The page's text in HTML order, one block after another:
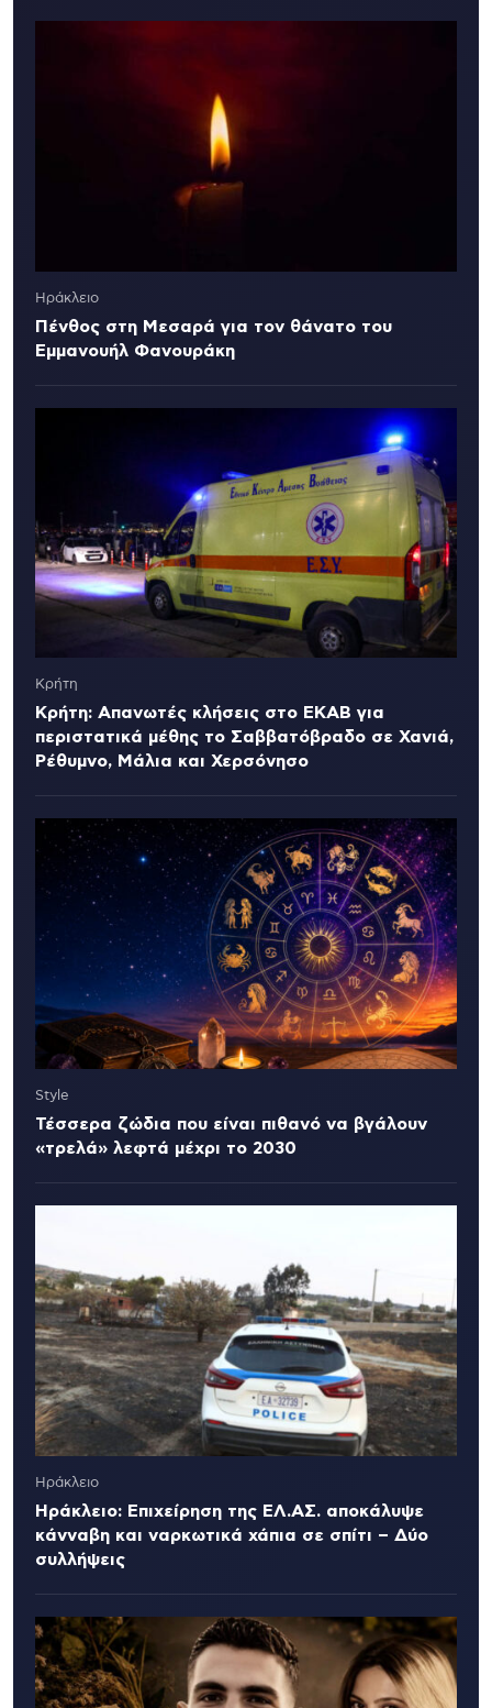
Ηράκλειο
Πένθος στη Μεσαρά για τον θάνατο του
Εμμανουήλ Φανουράκη
Κρήτη
Κρήτη: Απανωτές κλήσεις στο ΕΚΑΒ για
περιστατικά μέθης το Σαββατόβραδο σε Χανιά,
Ρέθυμνο, Μάλια και Χερσόνησο
Style
Τέσσερα ζώδια που είναι πιθανό να βγάλουν
«τρελά» λεφτά μέχρι το 2030
Ηράκλειο
Ηράκλειο: Επιχείρηση της ΕΛ.ΑΣ. αποκάλυψε
κάνναβη και ναρκωτικά χάπια σε σπίτι – Δύο
συλλήψεις